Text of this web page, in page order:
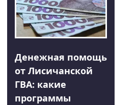
Денежная помощь
от Лисичанской
ГВА: какие
программы